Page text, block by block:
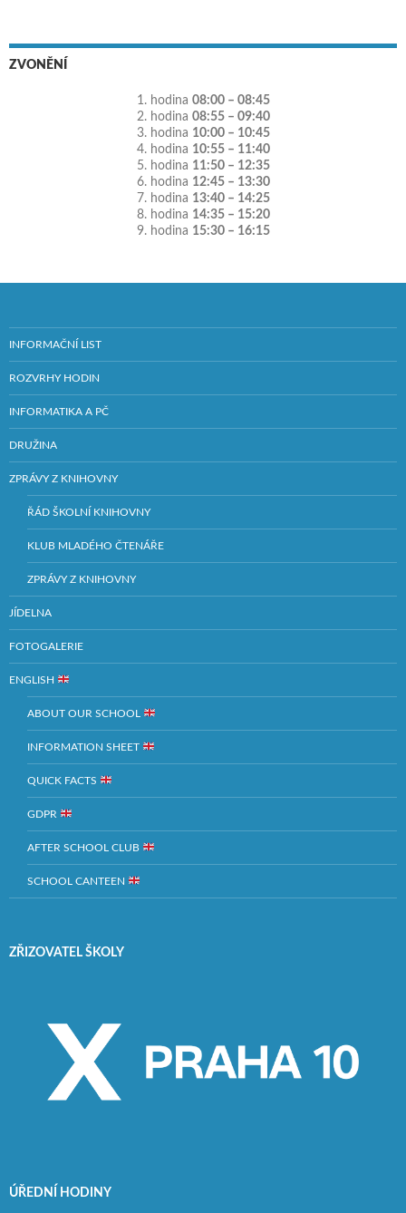
ZVONĚNÍ
1. hodina 08:00 – 08:45
2. hodina 08:55 – 09:40
3. hodina 10:00 – 10:45
4. hodina 10:55 – 11:40
5. hodina 11:50 – 12:35
6. hodina 12:45 – 13:30
7. hodina 13:40 – 14:25
8. hodina 14:35 – 15:20
9. hodina 15:30 – 16:15
INFORMAČNÍ LIST
ROZVRHY HODIN
INFORMATIKA A PČ
DRUŽINA
ZPRÁVY Z KNIHOVNY
ŘÁD ŠKOLNÍ KNIHOVNY
KLUB MLADÉHO ČTENÁŘE
ZPRÁVY Z KNIHOVNY
JÍDELNA
FOTOGALERIE
ENGLISH
ABOUT OUR SCHOOL
INFORMATION SHEET
QUICK FACTS
GDPR
AFTER SCHOOL CLUB
SCHOOL CANTEEN
ZŘIZOVATEL ŠKOLY
ÚŘEDNÍ HODINY